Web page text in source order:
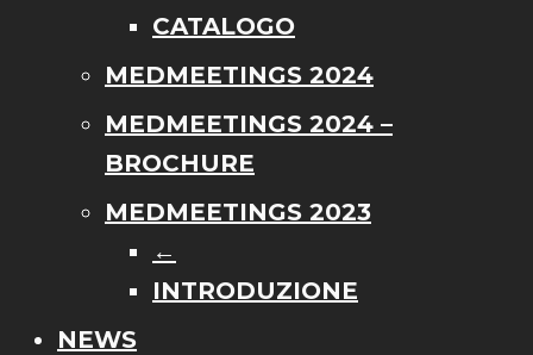
CATALOGO
MEDMEETINGS 2024
MEDMEETINGS 2024 –
BROCHURE
MEDMEETINGS 2023
←
INTRODUZIONE
NEWS